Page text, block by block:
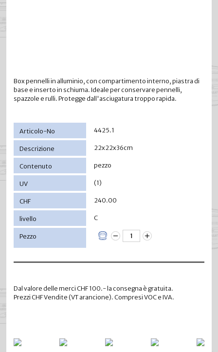
Box pennelli in alluminio, con compartimento interno, piastra di
base e inserto in schiuma. Ideale per conservare pennelli,
spazzole e rulli. Protegge dall'asciugatura troppo rapida.
4425.1
22x22x36cm
pezzo
(1)
240.00
C
Dal valore delle merci CHF 100.- la consegna è gratuita.
Prezzi CHF Vendite (VT arancione). Compresi VOC e IVA.